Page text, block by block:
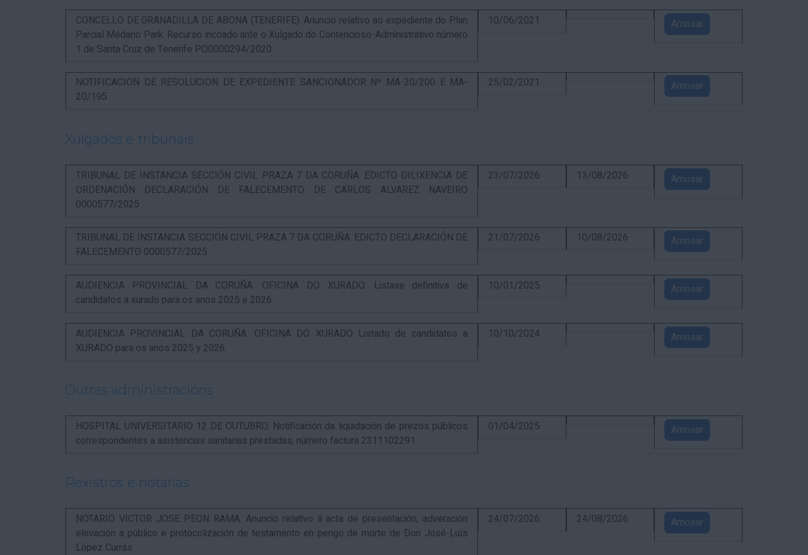
CONCELLO DE GRANADILLA DE ABONA (TENERIFE). Anuncio relativo ao expediente do Plan
Parcial Médano Park. Recurso incoado ante o Xulgado do Contencioso-Administrativo número
1 de Santa Cruz de Tenerife PO0000294/2020
10/06/2021 Amosar
NOTIFICACION DE RESOLUCION DE EXPEDIENTE SANCIONADOR Nº MA-20/200 E MA-
20/195
25/02/2021 Amosar
Xulgados e tribunais
TRIBUNAL DE INSTANCIA SECCIÓN CIVIL PRAZA 7 DA CORUÑA. EDICTO DILIXENCIA DE
ORDENACIÓN DECLARACIÓN DE FALECEMENTO DE CARLOS ALVAREZ NAVEIRO
0000577/2025
23/07/2026 13/08/2026 Amosar
TRIBUNAL DE INSTANCIA SECCIÓN CIVIL PRAZA 7 DA CORUÑA. EDICTO DECLARACIÓN DE
FALECEMENTO 0000577/2025
21/07/2026 10/08/2026 Amosar
AUDIENCIA PROVINCIAL DA CORUÑA. OFICINA DO XURADO. Listaxe definitiva de
candidatos a xurado para os anos 2025 e 2026
10/01/2025 Amosar
AUDIENCIA PROVINCIAL DA CORUÑA. OFICINA DO XURADO Listado de candidatos a
XURADO para os anos 2025 y 2026.
10/10/2024 Amosar
Outras administracións
HOSPITAL UNIVERSITARIO 12 DE OUTUBRO. Notificación da liquidación de prezos públicos
correspondentes a asistencias sanitarias prestadas, número factura 2311102291
01/04/2025 Amosar
Rexistros e notarías
NOTARIO VICTOR JOSE PEON RAMA. Anuncio relativo á acta de presentación, adveración
elevación a público e protocolización de testamento en perigo de morte de Don José-Luís
López Currás.
24/07/2026 24/08/2026 Amosar